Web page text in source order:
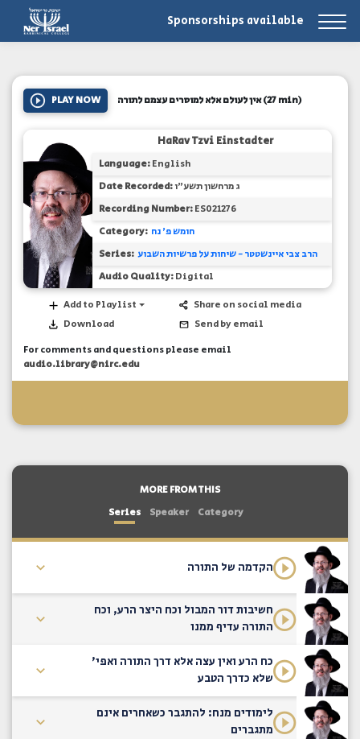
Sponsorships available
PLAY NOW אין לעולם אלא למוסרים עצמם לתורה(27 min)
HaRav Tzvi Einstadter
Language:English
Date Recorded:ג מרחשון תשע"ו
Recording Number:ES021276
Category: חומש פ' נח
Series: הרב צבי איינשטטר - שיחות על פרשיות השבוע
Audio Quality:Digital
Add to Playlist
Download
Share on social media
Send by email
For comments and questions please email
audio.library@nirc.edu
MORE FROM THIS
Series
Speaker Category
הקדמה של התורה
חשיבות דור המבול וכח היצר הרע, וכח
התורה עדיף ממנו
כח הרע ואין עצה אלא דרך התורה ואפי'
שלא כדרך הטבע
לימודים מנח: להתגבר כשאחרים אינם
מתגברים